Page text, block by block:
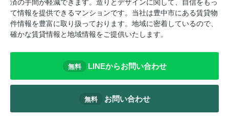
済の手間が軽減できます。造りとデザインに関して、自信をもっ
て情報を提供できるマンションです。当社は豊中市にある賃貸物
件情報を豊富に取り扱っております。地域に密着しているので、
確かな賃貸情報と地域情報をご提供いたします。
無料 LINEからお問い合わせ
無料 お問い合わせ